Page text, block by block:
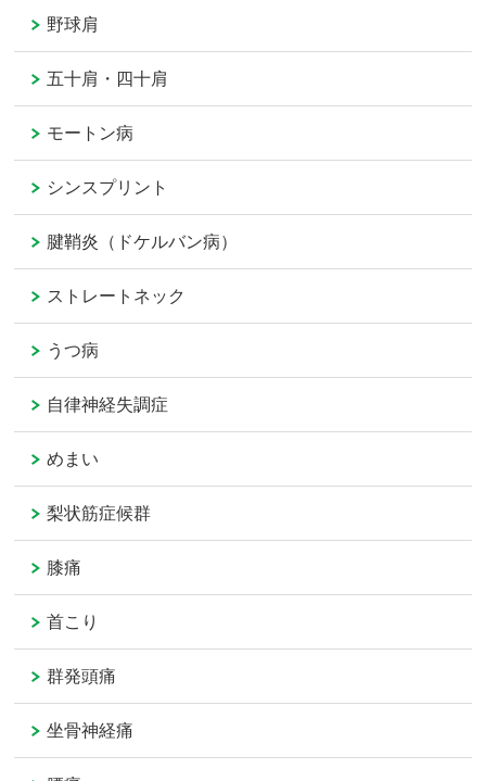
野球肩
五十肩・四十肩
モートン病
シンスプリント
腱鞘炎（ドケルバン病）
ストレートネック
うつ病
自律神経失調症
めまい
梨状筋症候群
膝痛
首こり
群発頭痛
坐骨神経痛